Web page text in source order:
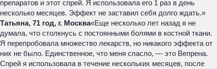
препаратов и этот спрей. Я использовала его 1 раз в день
несколько месяцев. Эффект не заставил себя долго ждать.»
Татьяна, 71 год, г. Москва«Еще несколько лет назад я не
думала, что столкнусь с постоянными болями в костной ткани.
Я перепробовала множество лекарств, но никакого эффекта от
них не было. Единственное, что меня спасло, — это Вепрена.
Спрей я использовала в течение нескольких месяцев, после